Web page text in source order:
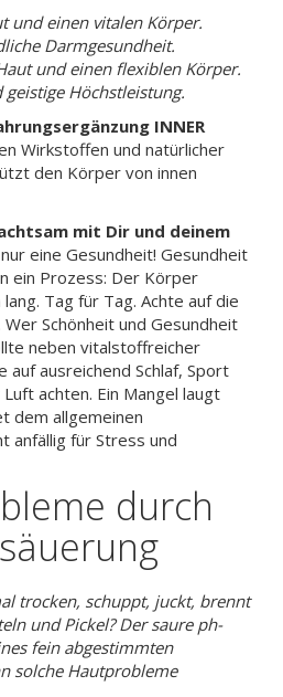
und einen vitalen Körper.
Darmgesundheit.
und einen flexiblen Körper.
Höchstleistung.
INNER
Wirkstoffen und natürlicher
den Körper von innen
mit Dir und deinem
eine Gesundheit! Gesundheit
ein Prozess: Der Körper
Tag für Tag. Achte auf die
Schönheit und Gesundheit
neben vitalstoffreicher
auf ausreichend Schlaf, Sport
achten. Ein Mangel laugt
dem allgemeinen
anfällig für Stress und
durch
trocken, schuppt, juckt, brennt
und Pickel? Der saure ph-
fein abgestimmten
solche Hautprobleme